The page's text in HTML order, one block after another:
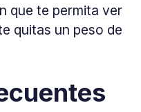
que te permita ver
quitas un peso de